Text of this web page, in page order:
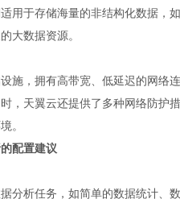
用于存储海量的非结构化数据，
大数据资源。
施，拥有高带宽、低延迟的网络
，天翼云还提供了多种网络防护
。
配置建议
据分析任务，如简单的数据统计